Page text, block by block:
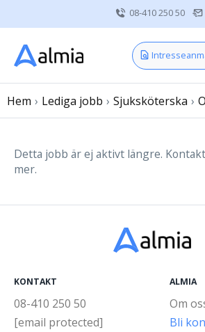
08-410 250 50
Hem
Vårdgivare
Om oss
Sjuksköterska
Läkare
Hem › Lediga jobb › Sjuksköterska ›
Detta jobb är ej aktivt längre.
mer.
KONTAKT
08-410 250 50
[email protected]
ALMIA
Om
Bli